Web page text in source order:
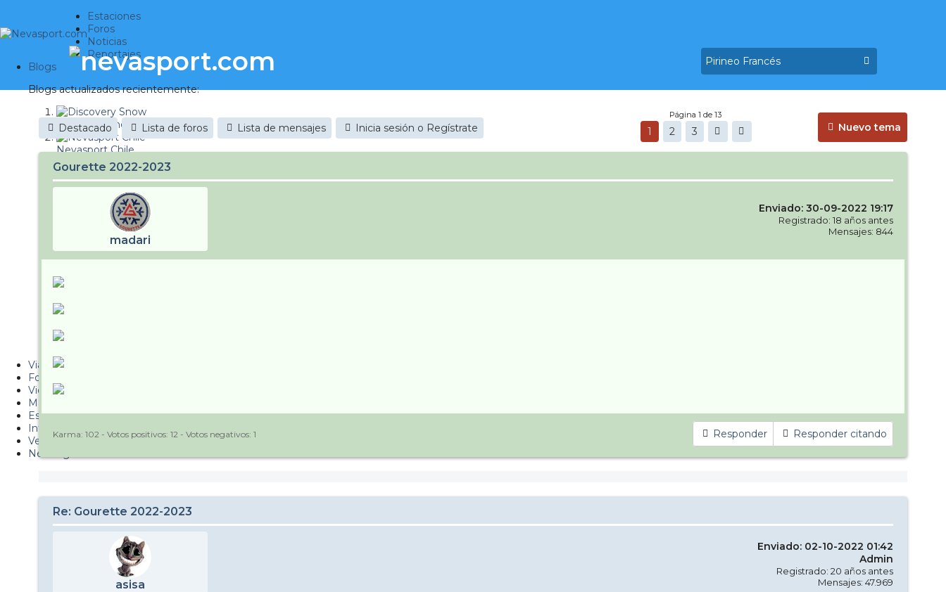
Estaciones
Foros
Noticias
Reportajes
Blogs
Blogs actualizados recientemente:
Discovery Snow
Nevasport Chile
Esquiaryviajar.com
nevasport blog
It's a powder da
Diario de un friki
Revista NIX
Metiendo Cantos
Viajes
Fotos
Videos
Material
Esquí Pro
Infonieve
Verano
Nevalog
Nuevo tema
Destacado Lista de foros Lista de mensajes Inicia sesión o Regístrate
Página 1 de 13
1 2 3
Gourette 2022-2023
madari
Enviado: 30-09-2022 19:17
Registrado: 18 años antes
Mensajes: 844
Responder Responder citando
Karma: 102 - Votos positivos: 12 - Votos negativos: 1
Re: Gourette 2022-2023
asisa
Enviado: 02-10-2022 01:42
Admin
Registrado: 20 años antes
Mensajes: 47.969